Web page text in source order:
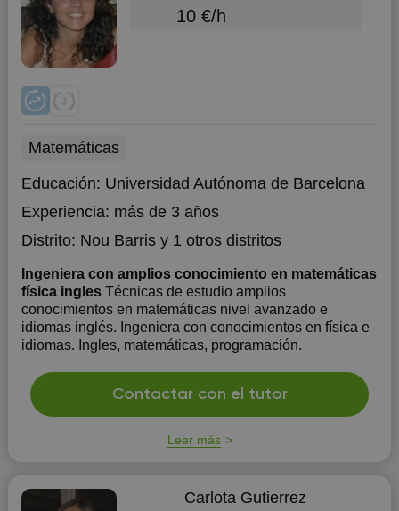
10 €/h
Matemáticas
Educación: Universidad Autónoma de Barcelona
Experiencia: más de 3 años
Distrito: Nou Barrisy 1 otros distritos
Ingeniera con amplios conocimiento en matemáticas
física ingles Técnicas de estudio amplios
conocimientos en matemáticas nivel avanzado e
idiomas inglés. Ingeniera con conocimientos en física e
idiomas. Ingles, matemáticas, programación.
Contactar con el tutor
Leer más
Carlota Gutierrez